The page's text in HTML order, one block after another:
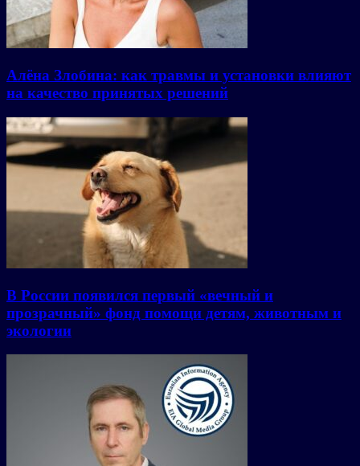
Алёна Злобина: как травмы и установки влияют
на качество принятых решений
В России появился первый «вечный и
прозрачный» фонд помощи детям, животным и
экологии